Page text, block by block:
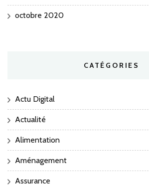
octobre 2020
CATÉGORIES
Actu Digital
Actualité
Alimentation
Aménagement
Assurance